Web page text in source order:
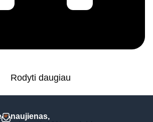
Rodyti daugiau
naujienas,